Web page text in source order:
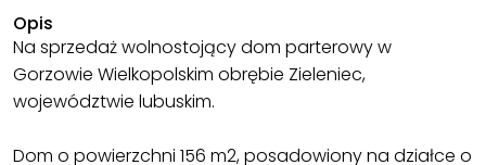
Opis
Na sprzedaż wolnostojący dom parterowy w
Gorzowie Wielkopolskim obrębie Zieleniec,
województwie lubuskim.
Dom o powierzchni 156 m2, posadowiony na działce o